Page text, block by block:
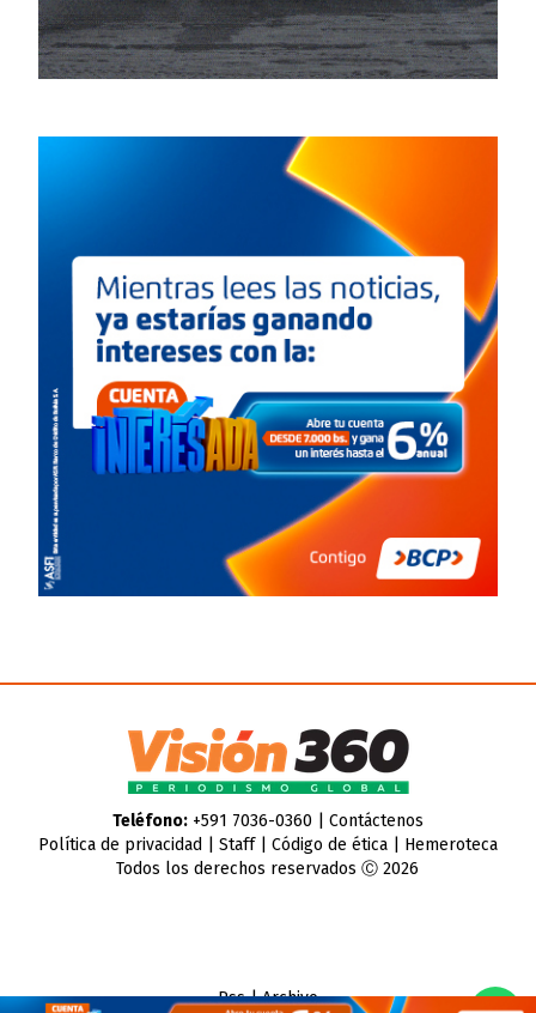
Teléfono:+591 7036-0360 | Contáctenos
Política de privacidad
Staff| Código de ética| Hemeroteca
Todos los derechos reservados Ⓒ 2026
Rss|Archivo